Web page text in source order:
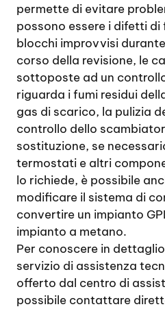
permette di evitare
possono essere i difetti di
blocchi improvvisi
corso della revisione, le
sottoposte ad un
riguarda i fumi residui
gas di scarico, la pulizia
controllo dello
sostituzione, se
termostati e altri
lo richiede, è possibile
modificare il sistema di
convertire un impianto
impianto a metano.
Per conoscere in
servizio di assistenza
offerto dal centro di
possibile contattare